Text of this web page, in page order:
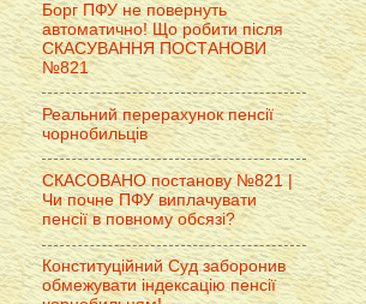
Борг ПФУ не повернуть
автоматично! Що робити після
СКАСУВАННЯ ПОСТАНОВИ
№821
Реальний перерахунок пенсії
чорнобильців
СКАСОВАНО постанову №821 |
Чи почне ПФУ виплачувати
пенсії в повному обсязі?
Конституційний Суд заборонив
обмежувати індексацію пенсії